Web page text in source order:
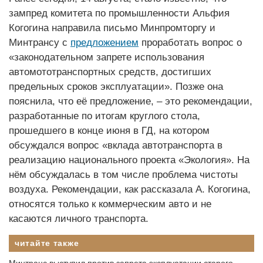
зампред комитета по промышленности Альфия
Когогина направила письмо Минпромторгу и
Минтрансу с предложением проработать вопрос о
«законодательном запрете использования
автомототранспортных средств, достигших
предельных сроков эксплуатации». Позже она
пояснила, что её предложение, – это рекомендации,
разработанные по итогам круглого стола,
прошедшего в конце июня в ГД, на котором
обсуждался вопрос «вклада автотранспорта в
реализацию национального проекта «Экология». На
нём обсуждалась в том числе проблема чистоты
воздуха. Рекомендации, как рассказала А. Когогина,
относятся только к коммерческим авто и не
касаются личного транспорта.
читайте также